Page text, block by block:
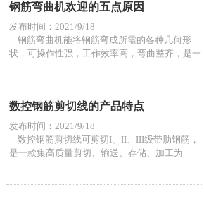
钢筋弯曲机欢迎的五点原因
发布时间：2021/9/18
钢筋弯曲机能将钢筋弯成所需的各种几何形
状，可操作性强，工作效率高，弯曲整齐，是一
数控钢筋剪切线的产品特点
发布时间：2021/9/18
数控钢筋剪切线可剪切I、II、III级带肋钢筋，
是一款集高质量剪切、输送、存储、加工为